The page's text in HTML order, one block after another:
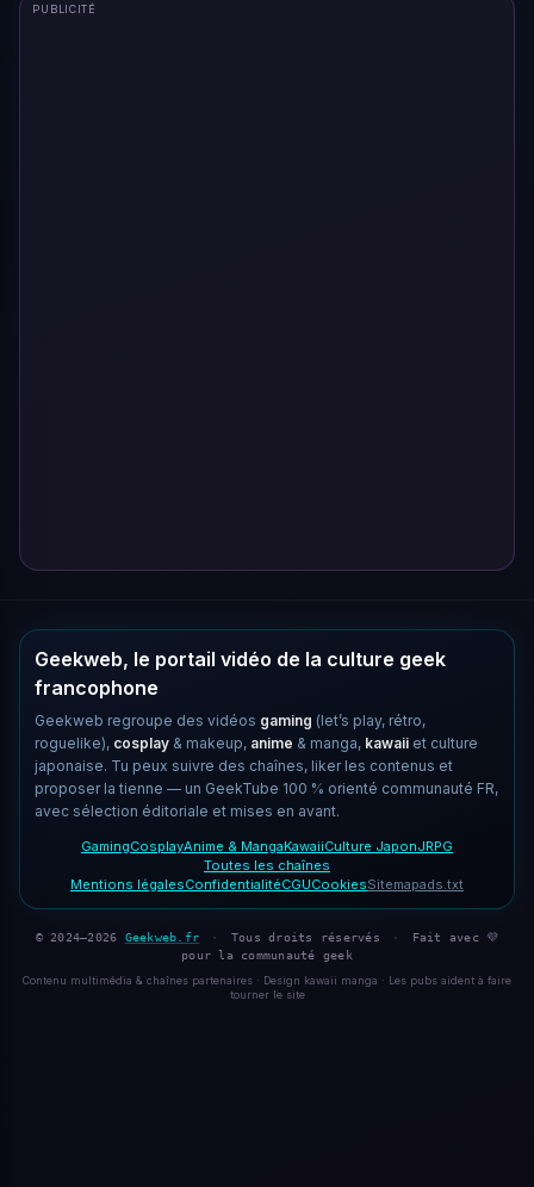
PUBLICITÉ
Geekweb, le portail vidéo de la culture geek
francophone
Geekweb regroupe des vidéos gaming (let’s play, rétro,
roguelike), cosplay & makeup, anime & manga, kawaii et culture
japonaise. Tu peux suivre des chaînes, liker les contenus et
proposer la tienne — un GeekTube 100 % orienté communauté FR,
avec sélection éditoriale et mises en avant.
GamingCosplayAnime & MangaKawaiiCulture JaponJRPG
Toutes les chaînes
Mentions légalesConfidentialitéCGUCookiesSitemapads.txt
© 2024–2026 Geekweb.fr · Tous droits réservés ·
Fait avec 💜
pour la communauté geek
Contenu multimédia & chaînes partenaires · Design kawaii manga · Les pubs aident à faire
tourner le site